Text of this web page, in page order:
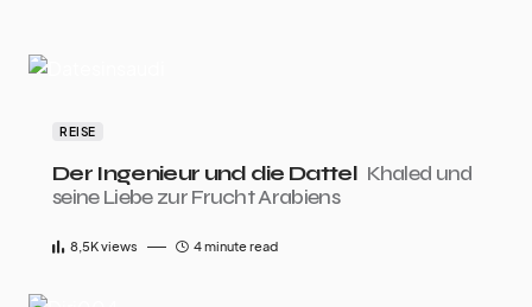
REISE
Der Ingenieur und die Dattel Khaled und
seine Liebe zur Frucht Arabiens
8,5Kviews 4 minute read